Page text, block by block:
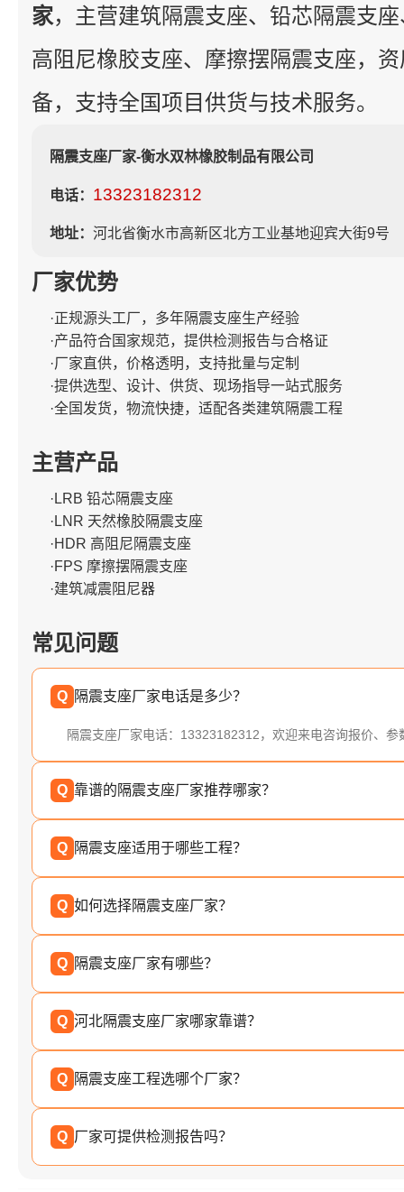
家，主营建筑隔震支座、铅芯隔震支
高阻尼橡胶支座、摩擦摆隔震支座，
备，支持全国项目供货与技术服务。
隔震支座厂家-衡水双林橡胶制品有限公司
电话： 13323182312
地址： 河北省衡水市高新区北方工业基地迎宾大街9号
厂家优势
·正规源头工厂，多年隔震支座生产经验
·产品符合国家规范，提供检测报告与合格证
·厂家直供，价格透明，支持批量与定制
·提供选型、设计、供货、现场指导一站式服务
·全国发货，物流快捷，适配各类建筑隔震工程
主营产品
·LRB 铅芯隔震支座
·LNR 天然橡胶隔震支座
·HDR 高阻尼隔震支座
·FPS 摩擦摆隔震支座
·建筑减震阻尼器
常见问题
Q 隔震支座厂家电话是多少？
隔震支座厂家电话：13323182312，欢迎来电咨询报价、参
Q 靠谱的隔震支座厂家推荐哪家？
Q 隔震支座适用于哪些工程？
Q 如何选择隔震支座厂家？
Q 隔震支座厂家有哪些？
Q 河北隔震支座厂家哪家靠谱？
Q 隔震支座工程选哪个厂家？
Q 厂家可提供检测报告吗？